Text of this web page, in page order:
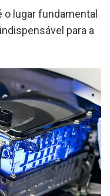
o lugar fundamental
indispensável para a